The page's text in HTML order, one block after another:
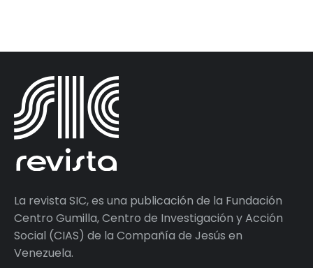
La revista SIC, es una publicación de la Fundación
Centro Gumilla, Centro de Investigación y Acción
Social (CIAS) de la Compañía de Jesús en
Venezuela.